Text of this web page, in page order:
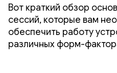
Вот краткий обзор
сессий, которые вам
обеспечить работу
различных форм-